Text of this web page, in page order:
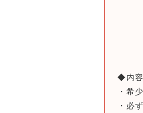
◆内容
・希
・必